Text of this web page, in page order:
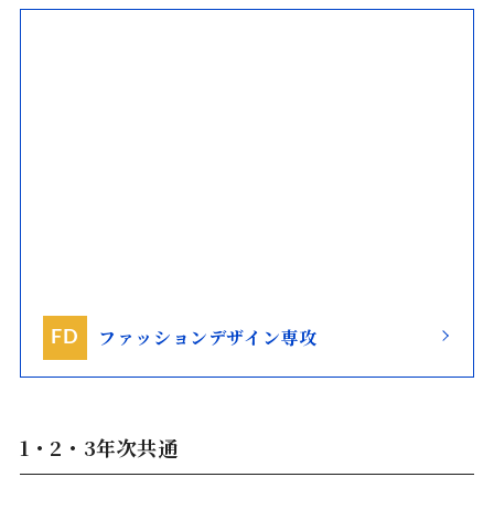
FD ファッションデザイン専攻
1・2・3年次共通